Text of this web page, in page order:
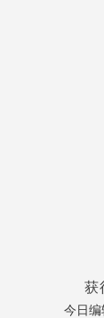
获
今日编